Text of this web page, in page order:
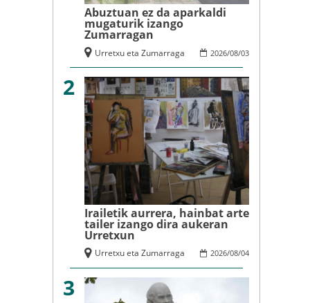
Abuztuan ez da aparkaldi
mugaturik izango
Zumarragan
2026/08/03
Urretxu eta Zumarraga
2
Irailetik aurrera, hainbat arte
tailer izango dira aukeran
Urretxun
2026/08/04
Urretxu eta Zumarraga
3